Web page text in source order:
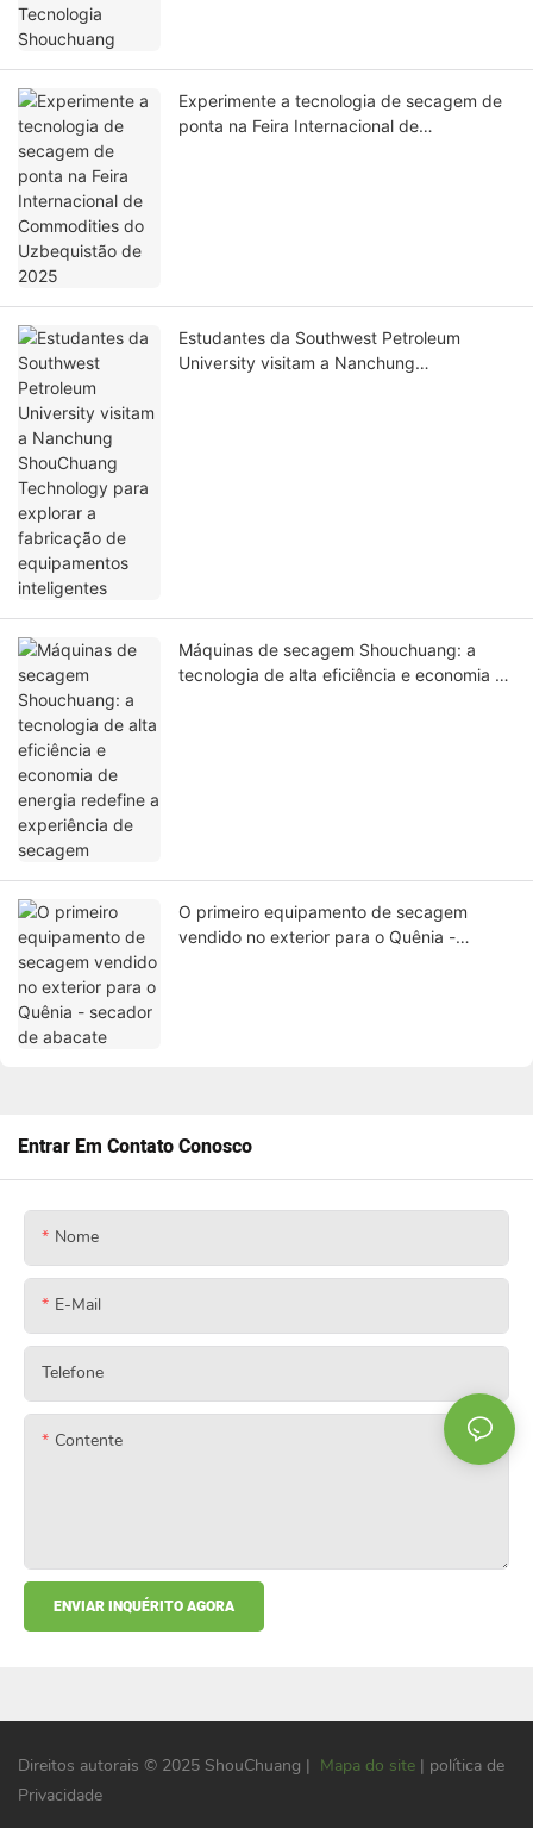
Experimente a tecnologia de secagem de
ponta na Feira Internacional de
Estudantes da Southwest Petroleum
University visitam a Nanchung
Máquinas de secagem Shouchuang: a
tecnologia de alta eficiência e economia de
O primeiro equipamento de secagem
vendido no exterior para o Quênia -
Entrar Em Contato Conosco
Nome
E-Mail
Telefone
Contente
ENVIAR INQUÉRITO AGORA
Direitos autorais © 2025 ShouChuang | Mapa do site | política de
Privacidade